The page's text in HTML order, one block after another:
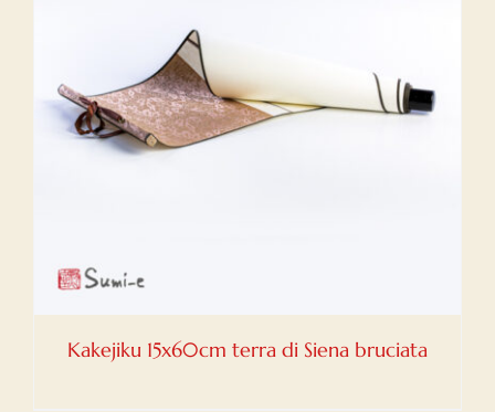
Kakejiku 15x60cm terra di Siena bruciata